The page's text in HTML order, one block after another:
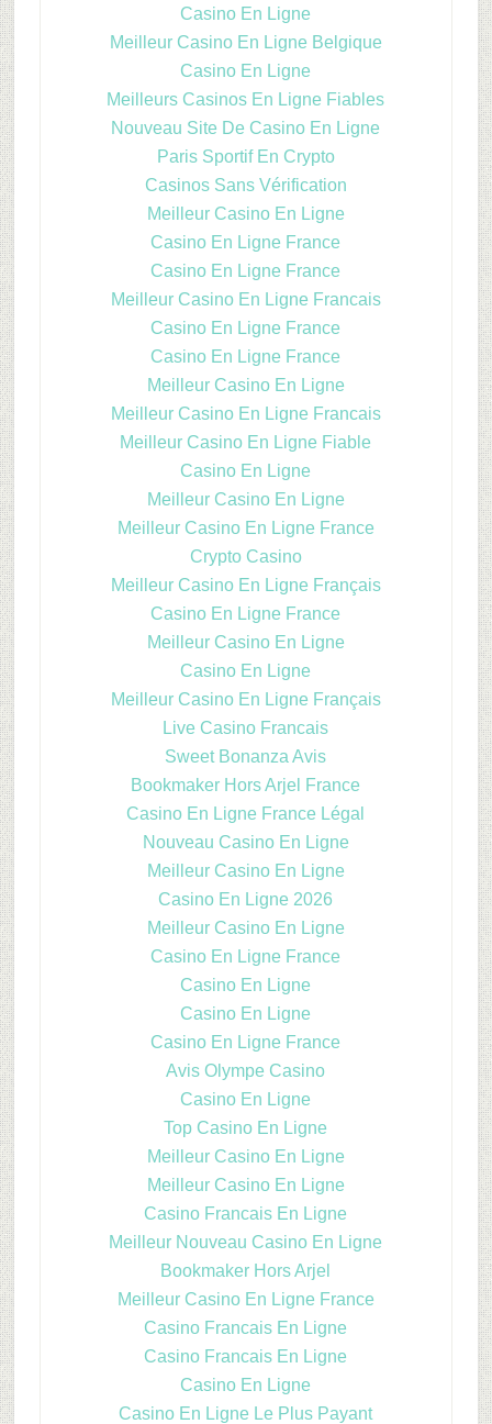
Casino En Ligne
Meilleur Casino En Ligne Belgique
Casino En Ligne
Meilleurs Casinos En Ligne Fiables
Nouveau Site De Casino En Ligne
Paris Sportif En Crypto
Casinos Sans Vérification
Meilleur Casino En Ligne
Casino En Ligne France
Casino En Ligne France
Meilleur Casino En Ligne Francais
Casino En Ligne France
Casino En Ligne France
Meilleur Casino En Ligne
Meilleur Casino En Ligne Francais
Meilleur Casino En Ligne Fiable
Casino En Ligne
Meilleur Casino En Ligne
Meilleur Casino En Ligne France
Crypto Casino
Meilleur Casino En Ligne Français
Casino En Ligne France
Meilleur Casino En Ligne
Casino En Ligne
Meilleur Casino En Ligne Français
Live Casino Francais
Sweet Bonanza Avis
Bookmaker Hors Arjel France
Casino En Ligne France Légal
Nouveau Casino En Ligne
Meilleur Casino En Ligne
Casino En Ligne 2026
Meilleur Casino En Ligne
Casino En Ligne France
Casino En Ligne
Casino En Ligne
Casino En Ligne France
Avis Olympe Casino
Casino En Ligne
Top Casino En Ligne
Meilleur Casino En Ligne
Meilleur Casino En Ligne
Casino Francais En Ligne
Meilleur Nouveau Casino En Ligne
Bookmaker Hors Arjel
Meilleur Casino En Ligne France
Casino Francais En Ligne
Casino Francais En Ligne
Casino En Ligne
Casino En Ligne Le Plus Payant